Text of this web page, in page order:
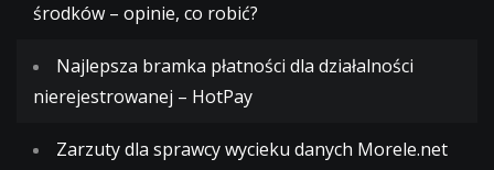
środków – opinie, co robić?
Najlepsza bramka płatności dla działalności
nierejestrowanej – HotPay
Zarzuty dla sprawcy wycieku danych Morele.net